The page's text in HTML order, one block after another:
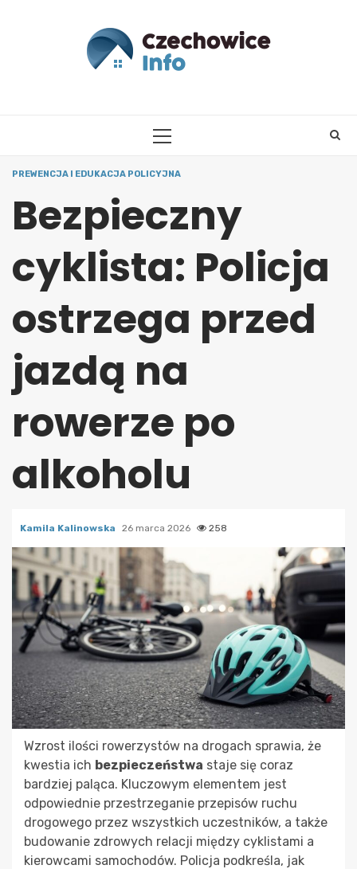
PRIMARY
PREWENCJA I EDUKACJA POLICYJNA
Bezpieczny
cyklista: Policja
ostrzega przed
jazdą na
rowerze po
alkoholu
Kamila Kalinowska 26 marca 2026 258
Wzrost ilości rowerzystów na drogach sprawia, że
kwestia ich bezpieczeństwa staje się coraz
bardziej paląca. Kluczowym elementem jest
odpowiednie przestrzeganie przepisów ruchu
drogowego przez wszystkich uczestników, a także
budowanie zdrowych relacji między cyklistami a
kierowcami samochodów. Policja podkreśla, jak